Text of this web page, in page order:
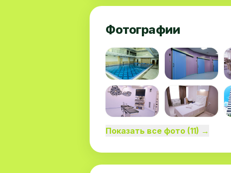
Фотографии
Показать все фото (11) →